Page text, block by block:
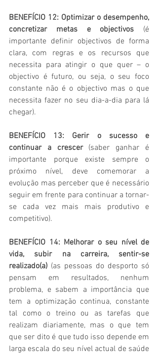
BENEFÍCIO 12: Optimizar o desempenho,
concretizar metas e objectivos (é
importante definir objectivos de forma
clara, com regras e os recursos que
necessita para atingir o que quer – o
objectivo é futuro, ou seja, o seu foco
constante não é o objectivo mas o que
necessita fazer no seu dia-a-dia para lá
chegar).
BENEFÍCIO 13: Gerir o sucesso e
continuar a crescer (saber ganhar é
importante porque existe sempre o
próximo nível, deve comemorar a
evolução mas perceber que é necessário
seguir em frente para continuar a tornar-
se cada vez mais mais produtivo e
competitivo).
BENEFÍCIO 14: Melhorar o seu nível de
vida, subir na carreira, sentir-se
realizado(a) (as pessoas do desporto só
pensam em resultados, nenhum
problema, e sabem a importância que
tem a optimização continua, constante
tal como o treino ou as tarefas que
realizam diariamente, mas o que tem
que ser dito é que tudo isso depende em
larga escala do seu nível actual de saúde